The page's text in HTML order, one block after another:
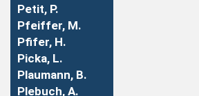
Petit, P.
Pfeiffer, M.
Pfifer, H.
Picka, L.
Plaumann, B.
Plebuch, A.